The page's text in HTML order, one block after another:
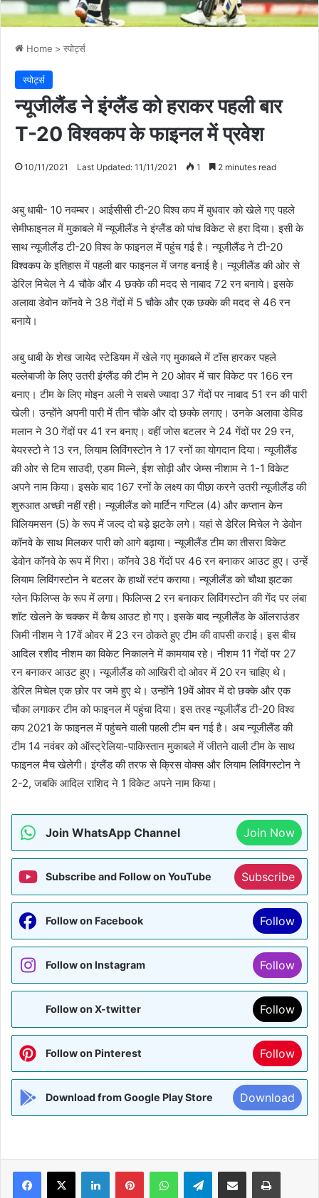
Home > स्पोर्ट्स
स्पोर्ट्स
न्यूजीलैंड ने इंग्लैंड को हराकर पहली बार
T-20 विश्वकप के फाइनल में प्रवेश
10/11/2021 Last Updated: 11/11/2021 1 2 minutes read
अबु धाबी- 10 नवम्बर। आईसीसी टी-20 विश्व कप में बुधवार को खेले गए पहले
सेमीफाइनल में मुकाबले में न्यूजीलैंड ने इंग्लैंड को पांच विकेट से हरा दिया। इसी के
साथ न्यूजीलैंड टी-20 विश्व के फाइनल में पहुंच गई है। न्यूजीलैंड ने टी-20
विश्वकप के इतिहास में पहली बार फाइनल में जगह बनाई है। न्यूजीलैंड की ओर से
डेरिल मिचेल ने 4 चौके और 4 छक्के की मदद से नाबाद 72 रन बनाये। इसके
अलावा डेवोन कॉनवे ने 38 गेंदों में 5 चौके और एक छक्के की मदद से 46 रन
बनाये।
अबु धाबी के शेख जायेद स्टेडियम में खेले गए मुकाबले में टॉस हारकर पहले
बल्लेबाजी के लिए उतरी इंग्लैंड की टीम ने 20 ओवर में चार विकेट पर 166 रन
बनाए। टीम के लिए मोइन अली ने सबसे ज्यादा 37 गेंदों पर नाबाद 51 रन की पारी
खेली। उन्होंने अपनी पारी में तीन चौके और दो छक्के लगाए। उनके अलावा डेविड
मलान ने 30 गेंदों पर 41 रन बनाए। वहीं जोस बटलर ने 24 गेंदों पर 29 रन,
बेयरस्टो ने 13 रन, लियाम लिविंगस्टोन ने 17 रनों का योगदान दिया। न्यूजीलैंड
की ओर से टिम साउदी, एडम मिल्ने, ईश सोढ़ी और जेम्स नीशाम ने 1-1 विकेट
अपने नाम किया। इसके बाद 167 रनों के लक्ष्य का पीछा करने उतरी न्यूजीलैंड की
शुरुआत अच्छी नहीं रही। न्यूजीलैंड को मार्टिन गप्टिल (4) और कप्तान केन
विलियमसन (5) के रूप में जल्द दो बड़े झटके लगे। यहां से डेरिल मिचेल ने डेवोन
कॉनवे के साथ मिलकर पारी को आगे बढ़ाया। न्यूजीलैंड टीम का तीसरा विकेट
डेवोन कॉनवे के रूप में गिरा। कॉनवे 38 गेंदों पर 46 रन बनाकर आउट हुए। उन्हें
लियाम लिविंगस्टोन ने बटलर के हाथों स्टंप कराया। न्यूजीलैंड को चौथा झटका
ग्लेन फिलिप्स के रूप में लगा। फिलिप्स 2 रन बनाकर लिविंगस्टोन की गेंद पर लंबा
शॉट खेलने के चक्कर में कैच आउट हो गए। इसके बाद न्यूजीलैंड के ऑलराउंडर
जिमी नीशम ने 17वें ओवर में 23 रन ठोकते हुए टीम की वापसी कराई। इस बीच
आदिल रशीद नीशम का विकेट निकालने में कामयाब रहे। नीशम 11 गेंदों पर 27
रन बनाकर आउट हुए। न्यूजीलैंड को आखिरी दो ओवर में 20 रन चाहिए थे।
डेरिल मिचेल एक छोर पर जमे हुए थे। उन्होंने 19वें ओवर में दो छक्के और एक
चौका लगाकर टीम को फाइनल में पहुंचा दिया। इस तरह न्यूजीलैंड टी-20 विश्व
कप 2021 के फाइनल में पहुंचने वाली पहली टीम बन गई है। अब न्यूजीलैंड की
टीम 14 नवंबर को ऑस्ट्रेलिया-पाकिस्तान मुकाबले में जीतने वाली टीम के साथ
फाइनल मैच खेलेगी। इंग्लैंड की तरफ से क्रिस वोक्स और लियाम लिविंगस्टोन ने
2-2, जबकि आदिल राशिद ने 1 विकेट अपने नाम किया।
Join WhatsApp Channel Join Now
Subscribe and Follow on YouTube Subscribe
Follow on Facebook Follow
Follow on Instagram Follow
Follow on X-twitter Follow
Follow on Pinterest Follow
Download from Google Play Store Download
Facebook
X LinkedInPinterestWhatsAppTelegramShare via Email Print